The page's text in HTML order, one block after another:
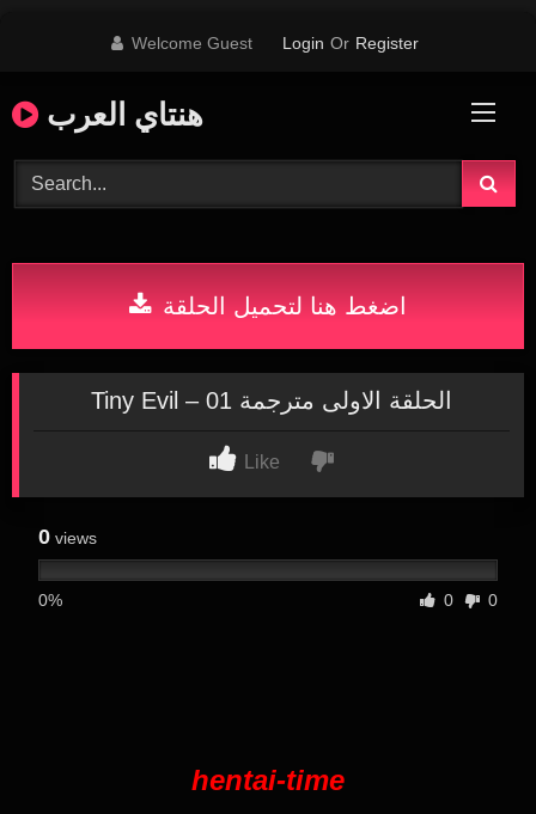
Welcome Guest Login Or Register
هنتاي العرب
اضغط هنا لتحميل الحلقة
Tiny Evil – 01 الحلقة الاولى مترجمة
Like
0 views
0% 0 0
hentai-time